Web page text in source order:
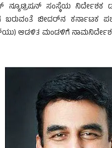
ಸಂಸ್ಥೆಯ ನಿರ್ದೇಶಕ
ಬೀದರ್‌ನ ಕರ್ನಾಟಕ
ಆಡಳಿತ ಮಂಡಳಿಗೆ